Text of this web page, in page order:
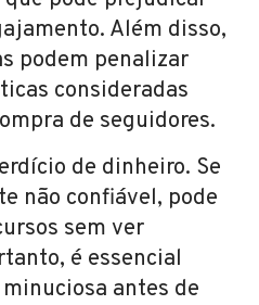
Além disso,
podem penalizar
consideradas
de seguidores.
de dinheiro. Se
não confiável, pode
sem ver
é essencial
antes de